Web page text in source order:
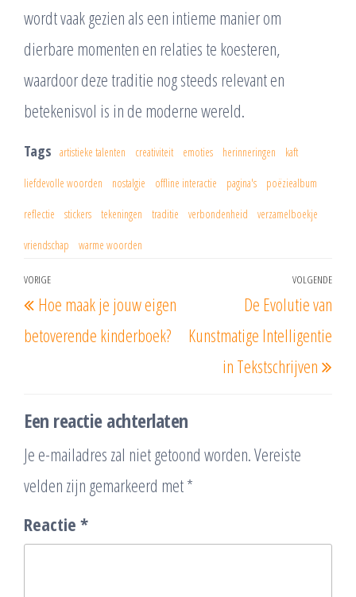
wordt vaak gezien als een intieme manier om
dierbare momenten en relaties te koesteren,
waardoor deze traditie nog steeds relevant en
betekenisvol is in de moderne wereld.
Tags artistieke talenten creativiteit emoties herinneringen kaft
liefdevolle woorden nostalgie offline interactie pagina's poëziealbum
reflectie stickers tekeningen traditie verbondenheid verzamelboekje
vriendschap warme woorden
Berichtnavigatie
Vorig
bericht
VORIGE
Hoe maak je jouw eigen
betoverende kinderboek?
VOLGENDE
De Evolutie van
Kunstmatige Intelligentie
in Tekstschrijven
Een reactie achterlaten
Je e-mailadres zal niet getoond worden.Vereiste
velden zijn gemarkeerd met*
Reactie *